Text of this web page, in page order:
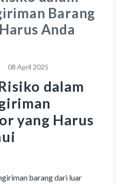
Barang
Anda
08 April 2025
dalam
yang Harus
barang dari luar